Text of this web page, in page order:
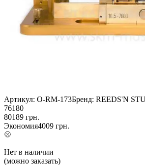
Артикул: O-RM-173Бренд: REEDS'N
76180
80189 грн.
Экономия4009 грн.
Нет в наличии
(можно заказать)